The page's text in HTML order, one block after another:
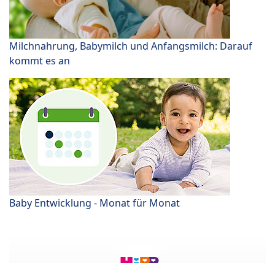
Milchnahrung, Babymilch und Anfangsmilch: Darauf
kommt es an
Baby Entwicklung - Monat für Monat